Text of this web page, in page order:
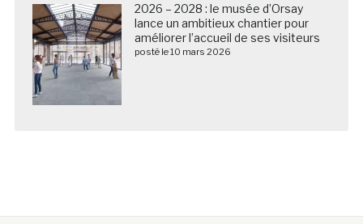
2026 – 2028 : le musée d’Orsay
lance un ambitieux chantier pour
améliorer l’accueil de ses visiteurs
posté le 10 mars 2026